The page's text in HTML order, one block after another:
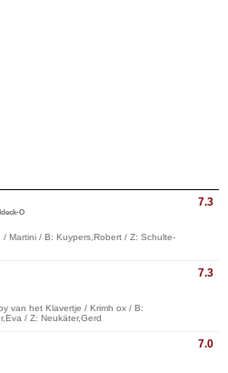
7.3
O
Martini / B: Kuypers,Robert / Z: Schulte-
7.3
van het Klavertje / Krimh ox / B:
/ Z: Neukäter,Gerd
7.0